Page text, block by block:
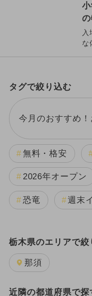
な
タグで絞り込む
今月のおすすめ
無料・格安
2026年オープン
恐竜 週末
2024年のイベン
2025年11月のイ
栃木県のエリアで絞
那須
近隣の都道府県で探